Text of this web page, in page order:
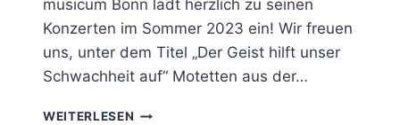
musicum Bonn lädt herzlich zu seinen
Konzerten im Sommer 2023 ein! Wir freuen
uns, unter dem Titel „Der Geist hilft unser
Schwachheit auf“ Motetten aus der…
WEITERLESEN